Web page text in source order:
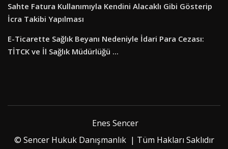
Sahte Fatura Kullanımıyla Kendini Alacaklı Gibi Gösterip
İcra Takibi Yapılması
E-Ticarette Sağlık Beyanı Nedeniyle İdari Para Cezası:
TİTCK ve İl Sağlık Müdürlüğü ...
Enes Sencer
© Sencer Hukuk Danışmanlık | Tüm Hakları Saklıdır